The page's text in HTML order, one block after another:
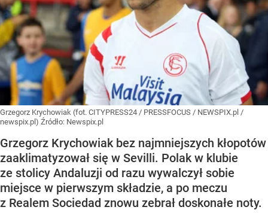
Grzegorz Krychowiak (fot. CITYPRESS24 / PRESSFOCUS / NEWSPIX.pl /
newspix.pl) Źródło: Newspix.pl
Grzegorz Krychowiak bez najmniejszych kłopotów
zaaklimatyzował się w Sevilli. Polak w klubie
ze stolicy Andaluzji od razu wywalczył sobie
miejsce w pierwszym składzie, a po meczu
z Realem Sociedad znowu zebrał doskonałe noty.